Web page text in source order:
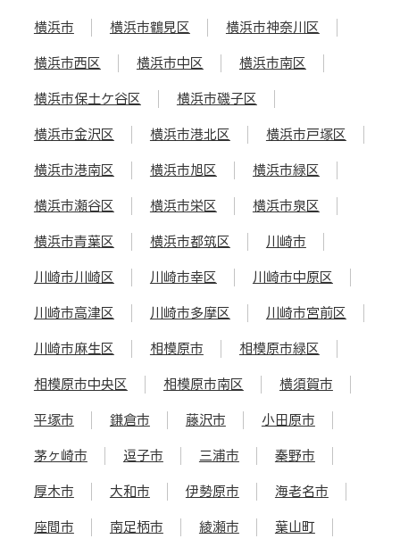
横浜市 横浜市鶴見区 横浜市神奈川区
横浜市西区 横浜市中区 横浜市南区
横浜市保土ケ谷区 横浜市磯子区
横浜市金沢区 横浜市港北区 横浜市戸塚区
横浜市港南区 横浜市旭区 横浜市緑区
横浜市瀬谷区 横浜市栄区 横浜市泉区
横浜市青葉区 横浜市都筑区 川崎市
川崎市川崎区 川崎市幸区 川崎市中原区
川崎市高津区 川崎市多摩区 川崎市宮前区
川崎市麻生区 相模原市 相模原市緑区
相模原市中央区 相模原市南区 横須賀市
平塚市 鎌倉市 藤沢市 小田原市
茅ヶ崎市 逗子市 三浦市 秦野市
厚木市 大和市 伊勢原市 海老名市
座間市 南足柄市 綾瀬市 葉山町